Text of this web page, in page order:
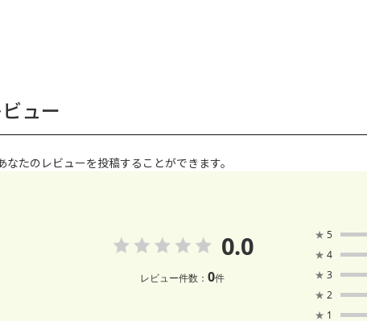
ュー
なたのレビューを投稿することができます。
0.0
レビュー件数： 0件
★ 5
★ 4
★ 3
★ 2
★ 1